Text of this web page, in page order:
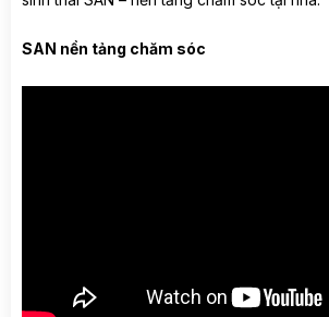
SAN nền tảng chăm sóc